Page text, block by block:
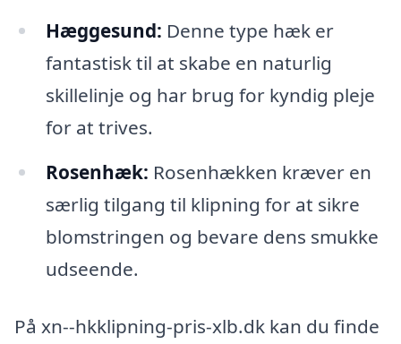
Hæggesund: Denne type hæk er
fantastisk til at skabe en naturlig
skillelinje og har brug for kyndig pleje
for at trives.
Rosenhæk: Rosenhækken kræver en
særlig tilgang til klipning for at sikre
blomstringen og bevare dens smukke
udseende.
På xn--hkklipning-pris-xlb.dk kan du finde